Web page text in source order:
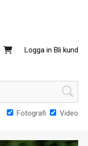
Logga in Bli kund
Fotografi Video